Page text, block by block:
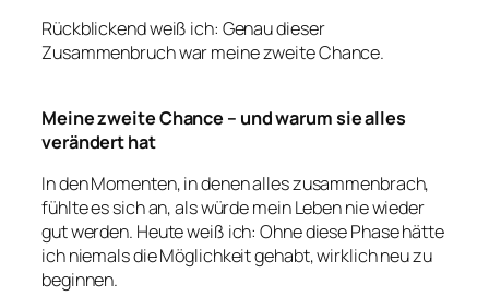
Rückblickend weiß ich: Genau dieser
Zusammenbruch war meine zweite Chance.
Meine zweite Chance – und warum sie alles
verändert hat
In den Momenten, in denen alles zusammenbrach,
fühlte es sich an, als würde mein Leben nie wieder
gut werden. Heute weiß ich: Ohne diese Phase hätte
ich niemals die Möglichkeit gehabt, wirklich neu zu
beginnen.